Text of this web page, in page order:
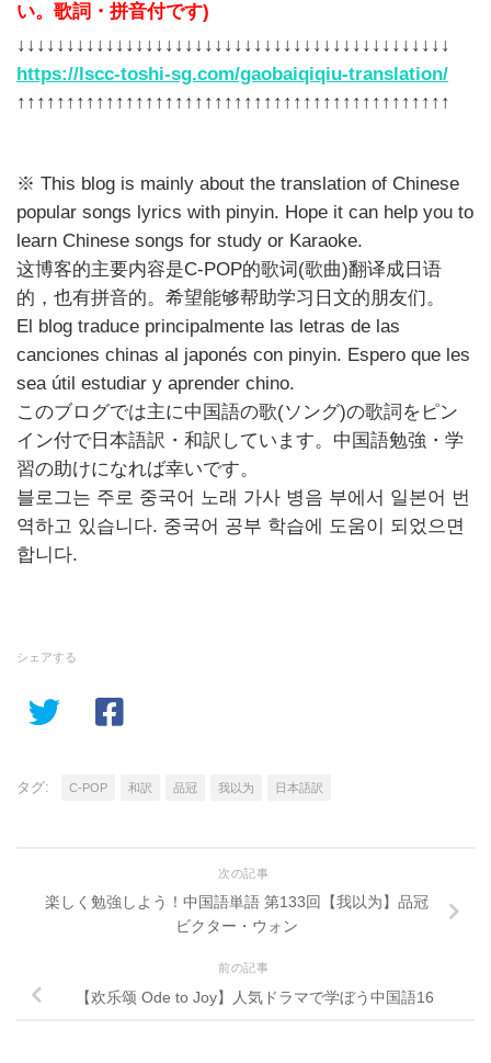
い。歌詞・拼音付です)
↓↓↓↓↓↓↓↓↓↓↓↓↓↓↓↓↓↓↓↓↓↓↓↓↓↓↓↓↓↓↓↓↓↓↓↓↓↓↓↓↓↓↓↓
https://lscc-toshi-sg.com/gaobaiqiqiu-translation/
↑↑↑↑↑↑↑↑↑↑↑↑↑↑↑↑↑↑↑↑↑↑↑↑↑↑↑↑↑↑↑↑↑↑↑↑↑↑↑↑↑↑↑↑
※ This blog is mainly about the translation of Chinese
popular songs lyrics with pinyin. Hope it can help you to
learn Chinese songs for study or Karaoke.
这博客的主要内容是C-POP的歌词(歌曲)翻译成日语
的，也有拼音的。希望能够帮助学习日文的朋友们。
El blog traduce principalmente las letras de las
canciones chinas al japonés con pinyin. Espero que les
sea útil estudiar y aprender chino.
このブログでは主に中国語の歌(ソング)の歌詞をピン
イン付で日本語訳・和訳しています。中国語勉強・学
習の助けになれば幸いです。
블로그는 주로 중국어 노래 가사 병음 부에서 일본어 번
역하고 있습니다. 중국어 공부 학습에 도움이 되었으면
합니다.
シェアする
タグ: C-POP 和訳 品冠 我以为 日本語訳
次の記事
楽しく勉強しよう！中国語単語 第133回【我以为】品冠
ビクター・ウォン
前の記事
【欢乐颂 Ode to Joy】人気ドラマで学ぼう中国語16